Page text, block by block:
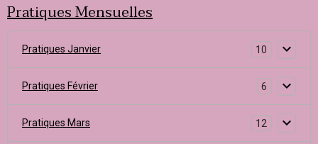
Pratiques Mensuelles
Pratiques Janvier 10
Pratiques Février 6
Pratiques Mars 12